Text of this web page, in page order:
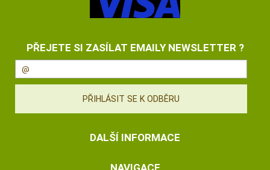
PŘEJETE SI ZASÍLAT EMAILY NEWSLETTER ?
DALŠÍ INFORMACE